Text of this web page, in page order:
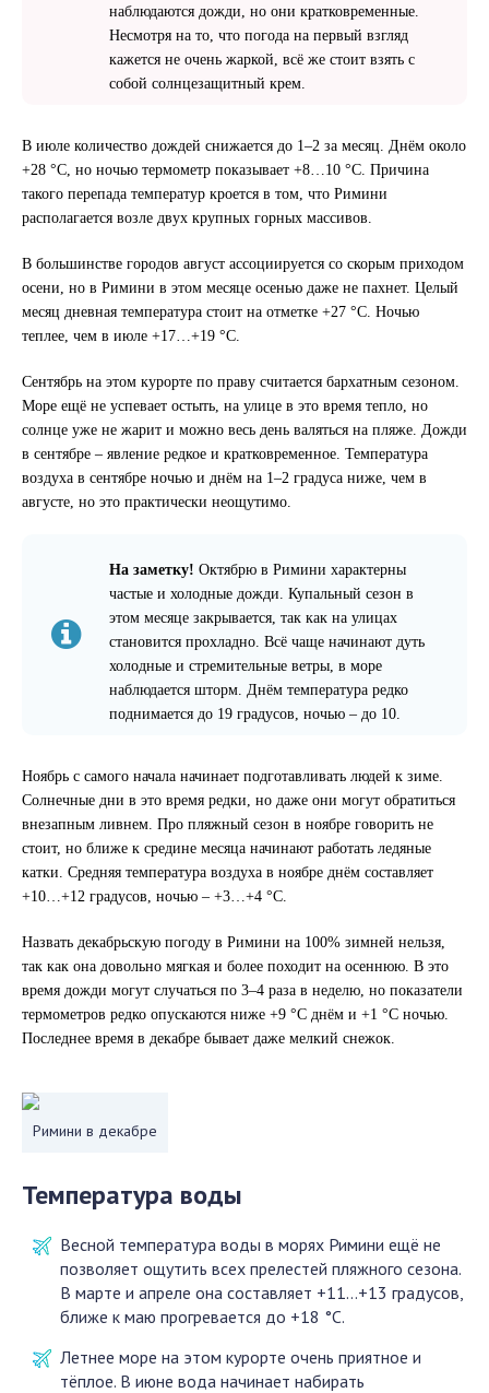
наблюдаются дожди, но они кратковременные.
Несмотря на то, что погода на первый взгляд
кажется не очень жаркой, всё же стоит взять с
собой солнцезащитный крем.
В июле количество дождей снижается до 1–2 за месяц. Днём около
+28 °C, но ночью термометр показывает +8…10 °С. Причина
такого перепада температур кроется в том, что Римини
располагается возле двух крупных горных массивов.
В большинстве городов август ассоциируется со скорым приходом
осени, но в Римини в этом месяце осенью даже не пахнет. Целый
месяц дневная температура стоит на отметке +27 °С. Ночью
теплее, чем в июле +17…+19 °С.
Сентябрь на этом курорте по праву считается бархатным сезоном.
Море ещё не успевает остыть, на улице в это время тепло, но
солнце уже не жарит и можно весь день валяться на пляже. Дожди
в сентябре – явление редкое и кратковременное. Температура
воздуха в сентябре ночью и днём на 1–2 градуса ниже, чем в
августе, но это практически неощутимо.
На заметку! Октябрю в Римини характерны
частые и холодные дожди. Купальный сезон в
этом месяце закрывается, так как на улицах
становится прохладно. Всё чаще начинают дуть
холодные и стремительные ветры, в море
наблюдается шторм. Днём температура редко
поднимается до 19 градусов, ночью – до 10.
Ноябрь с самого начала начинает подготавливать людей к зиме.
Солнечные дни в это время редки, но даже они могут обратиться
внезапным ливнем. Про пляжный сезон в ноябре говорить не
стоит, но ближе к средине месяца начинают работать ледяные
катки. Средняя температура воздуха в ноябре днём составляет
+10…+12 градусов, ночью – +3…+4 °С.
Назвать декабрьскую погоду в Римини на 100% зимней нельзя,
так как она довольно мягкая и более походит на осеннюю. В это
время дожди могут случаться по 3–4 раза в неделю, но показатели
термометров редко опускаются ниже +9 °C днём и +1 °C ночью.
Последнее время в декабре бывает даже мелкий снежок.
Римини в декабре
Температура воды
Весной температура воды в морях Римини ещё не
позволяет ощутить всех прелестей пляжного сезона.
В марте и апреле она составляет +11…+13 градусов,
ближе к маю прогревается до +18 °C.
Летнее море на этом курорте очень приятное и
тёплое. В июне вода начинает набирать